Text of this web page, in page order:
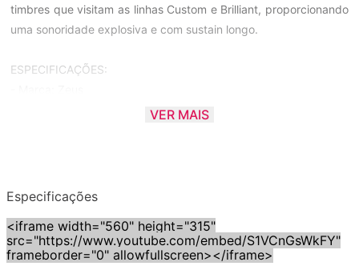
timbres que visitam as linhas Custom e Brilliant, proporcionando
uma sonoridade explosiva e com sustain longo.
ESPECIFICAÇÕES:
VER MAIS
Especificações
<iframe width="560" height="315"
src="https://www.youtube.com/embed/S1VCnGsWkFY"
frameborder="0" allowfullscreen></iframe>